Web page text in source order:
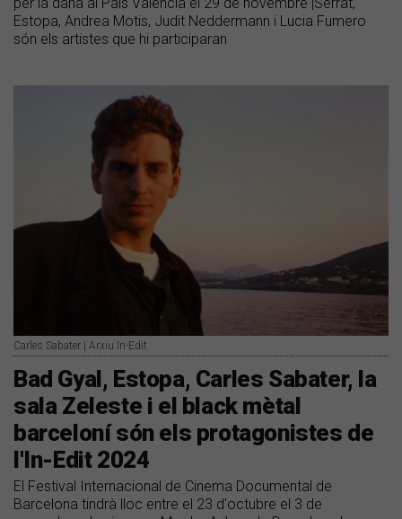
Estopa, Andrea Motis, Judit Neddermann i Lucia Fumero
són els artistes que hi participaran
Carles Sabater | Arxiu In-Edit
Bad Gyal, Estopa, Carles Sabater, la
sala Zeleste i el black mètal
barceloní són els protagonistes de
l'In-Edit 2024
El Festival Internacional de Cinema Documental de
Barcelona tindrà lloc entre el 23 d'octubre el 3 de